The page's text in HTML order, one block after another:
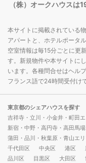
（株）オークハウス
本サイトに掲載されている
アパートと、ホテルポータ
空室情報は毎15分ごとに更
す。新規物件や本サイトに
います。各種問合せはヘル
フランス語で24時間受付け
東京都のシェアハウスを探す
吉祥寺・立川・小金井・町田
新宿・中野・高円寺・高田馬
蒲田・品川・秋葉原・青山エ
千代田区
中央区 港区
品川区
目黒区 大田区